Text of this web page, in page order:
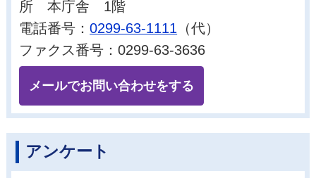
所 本庁舎 1階
電話番号：0299-63-1111 （代）
ファクス番号：0299-63-3636
メールでお問い合わせをする
アンケート